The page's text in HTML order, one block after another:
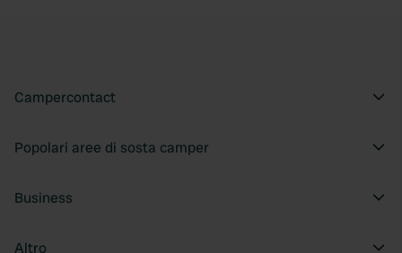
Campercontact
Popolari aree di sosta camper
Business
Altro